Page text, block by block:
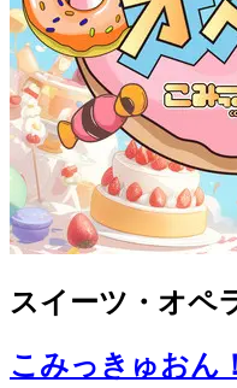
スイーツ・オペ
こみっきゅおん！